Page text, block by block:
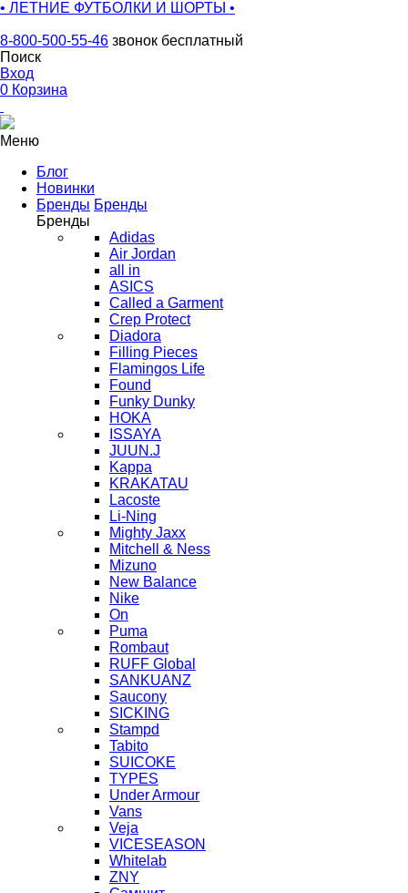
• ЛЕТНИЕ ФУТБОЛКИ И ШОРТЫ •
8-800-500-55-46 звонок бесплатный
Поиск
Вход
0 Корзина
Меню
Блог
Новинки
Бренды Бренды
Бренды
Adidas
Air Jordan
all in
ASICS
Called a Garment
Crep Protect
Diadora
Filling Pieces
Flamingos Life
Found
Funky Dunky
HOKA
ISSAYA
JUUN.J
Kappa
KRAKATAU
Lacoste
Li-Ning
Mighty Jaxx
Mitchell & Ness
Mizuno
New Balance
Nike
On
Puma
Rombaut
RUFF Global
SANKUANZ
Saucony
SICKING
Stampd
Tabito
SUICOKE
TYPES
Under Armour
Vans
Veja
VICESEASON
Whitelab
ZNY